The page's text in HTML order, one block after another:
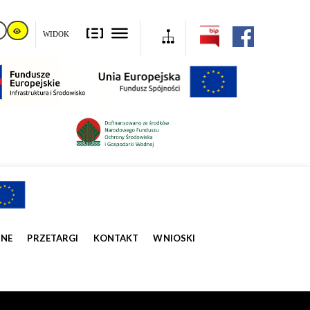
WIDOK
PRZETARGI KONTAKT WNIOSKI